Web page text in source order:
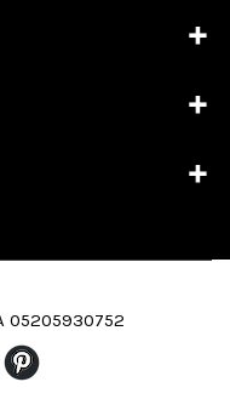
05205930752